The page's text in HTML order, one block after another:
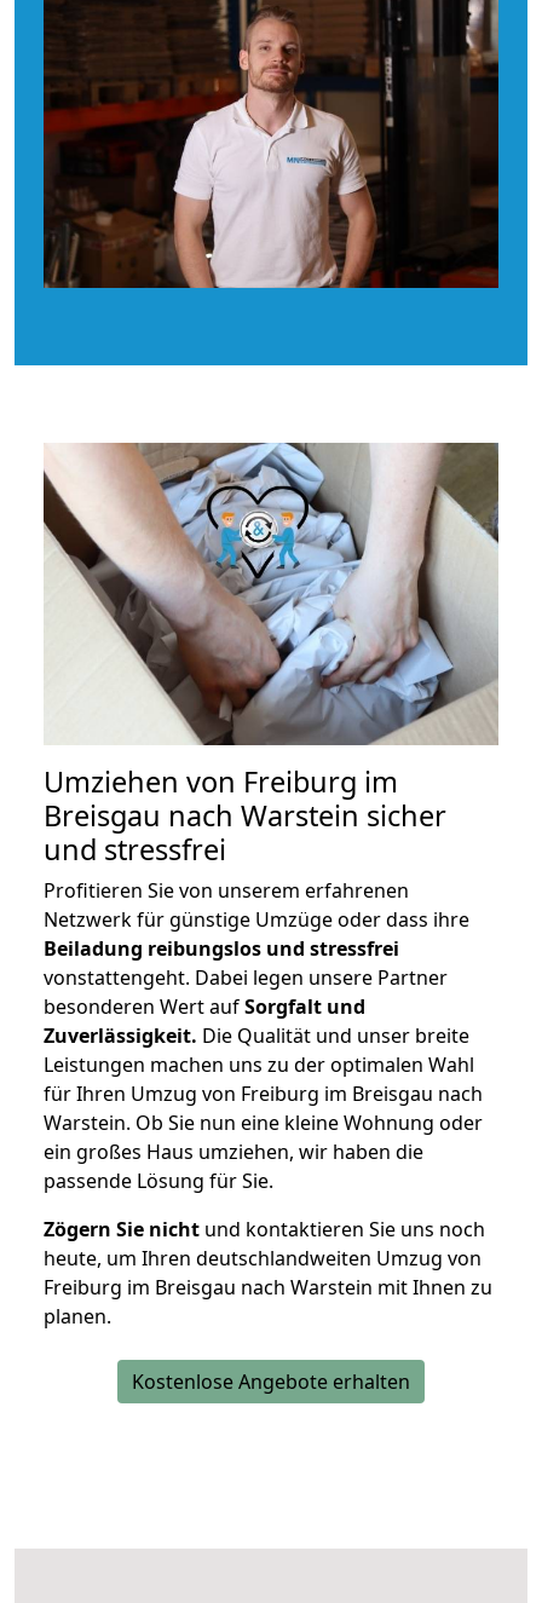
Umziehen von Freiburg im
Breisgau nach Warstein sicher
und stressfrei
Profitieren Sie von unserem erfahrenen
Netzwerk für günstige Umzüge oder dass ihre
Beiladung reibungslos und stressfrei
vonstattengeht. Dabei legen unsere Partner
besonderen Wert aufSorgfalt und
Zuverlässigkeit. Die Qualität und unser breite
Leistungen machen uns zu der optimalen Wahl
für Ihren Umzug von Freiburg im Breisgau nach
Warstein. Ob Sie nun eine kleine Wohnung oder
ein großes Haus umziehen, wir haben die
passende Lösung für Sie.
Zögern Sie nicht und kontaktieren Sie uns noch
heute, um Ihren deutschlandweiten Umzug von
Freiburg im Breisgau nach Warstein mit Ihnen zu
planen.
Kostenlose Angebote erhalten